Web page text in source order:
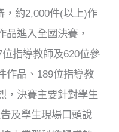
，約2,000件(以上)作
品進入全國決賽 ，
位指導教師及620位參
作品、 189位指導教
，決賽主要針對學生
及學生現場口頭說